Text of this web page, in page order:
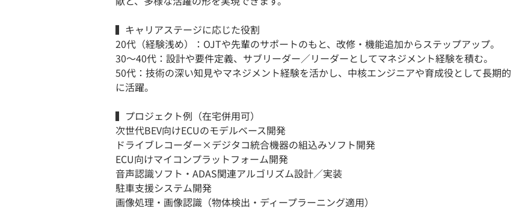
▍キャリアステージに応じた役割
20代（経験浅め）：OJTや先輩のサポートのもと、改修・機能追加からステップアップ。
30〜40代：設計や要件定義、サブリーダー／リーダーとしてマネジメント経験を積む。
50代：技術の深い知見やマネジメント経験を活かし、中核エンジニアや育成役として長期的
に活躍。
▍プロジェクト例（在宅併用可）
次世代BEV向けECUのモデルベース開発
ドライブレコーダー×デジタコ統合機器の組込みソフト開発
ECU向けマイコンプラットフォーム開発
音声認識ソフト・ADAS関連アルゴリズム設計／実装
駐車支援システム開発
画像処理・画像認識（物体検出・ディープラーニング適用）